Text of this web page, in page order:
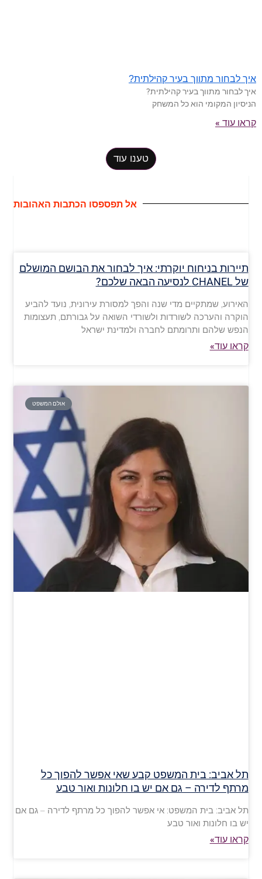
איך לבחור מתווך בעיר קהילתית?
איך לבחור מתווך בעיר קהילתית?
הניסיון המקומי הוא כל המשחק
קראו עוד »
טענו עוד
אל תפספסו הכתבות האהובות
תיירות בניחוח יוקרתי: איך לבחור את הבושם המושלם
של CHANEL לנסיעה הבאה שלכם?
האירוע, שמתקיים מדי שנה והפך למסורת עירונית, נועד להביע
הוקרה והערכה לשורדות ולשורדי השואה על גבורתם, תעצומות
הנפש שלהם ותרומתם לחברה ולמדינת ישראל
קראו עוד»
אולם המשפט
תל אביב: בית המשפט קבע שאי אפשר להפוך כל
מרתף לדירה – גם אם יש בו חלונות ואור טבע
תל אביב: בית המשפט: אי אפשר להפוך כל מרתף לדירה – גם אם
יש בו חלונות ואור טבע
קראו עוד»